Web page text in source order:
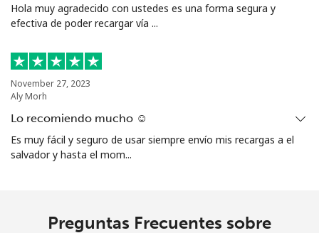
Aruba
Línea fija ⁦19.5c⁩
Celular
Ascension Island
Australia
Hola muy agradecido con ustedes es una forma segura y
efectiva de poder recargar vía ...
November 27, 2023
Aly Morh
Lo recomiendo mucho ☺️
Es muy fácil y seguro de usar siempre envío mis recargas a el
salvador y hasta el mom...
Preguntas Frecuentes sobre